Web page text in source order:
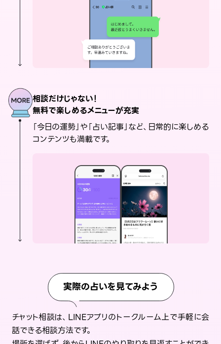
相談だけじゃない！
無料で楽しめるメニューが充実
「今日の運勢」や「占い記事」など、日常的に楽しめる
コンテンツも満載です。
実際の占いを見てみよう
チャット相談は、LINEアプリのトークルーム上で手軽に会
話できる相談方法です。